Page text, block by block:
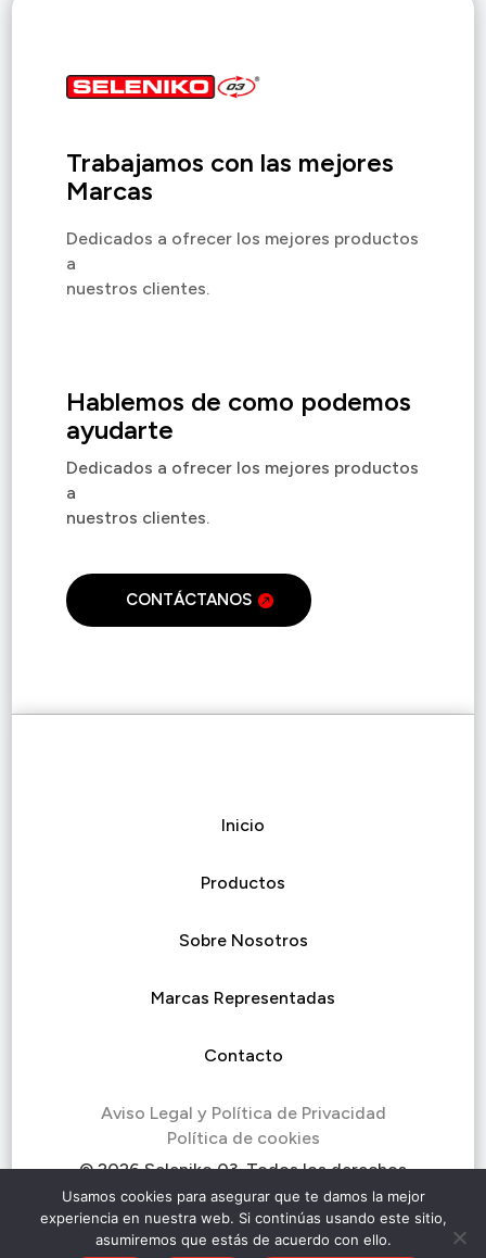
Trabajamos con las mejores
Marcas
Dedicados a ofrecer los mejores productos
a
nuestros clientes.
Hablemos de como podemos
ayudarte
Dedicados a ofrecer los mejores productos
a
nuestros clientes.
CONTÁCTANOS
Inicio
Productos
Sobre Nosotros
Marcas Representadas
Contacto
Aviso Legal y Política de Privacidad
Política de cookies
© 2026 Seleniko 03. Todos los derechos
reservados.
Usamos cookies para asegurar que te damos la mejor
experiencia en nuestra web. Si continúas usando este sitio,
asumiremos que estás de acuerdo con ello.